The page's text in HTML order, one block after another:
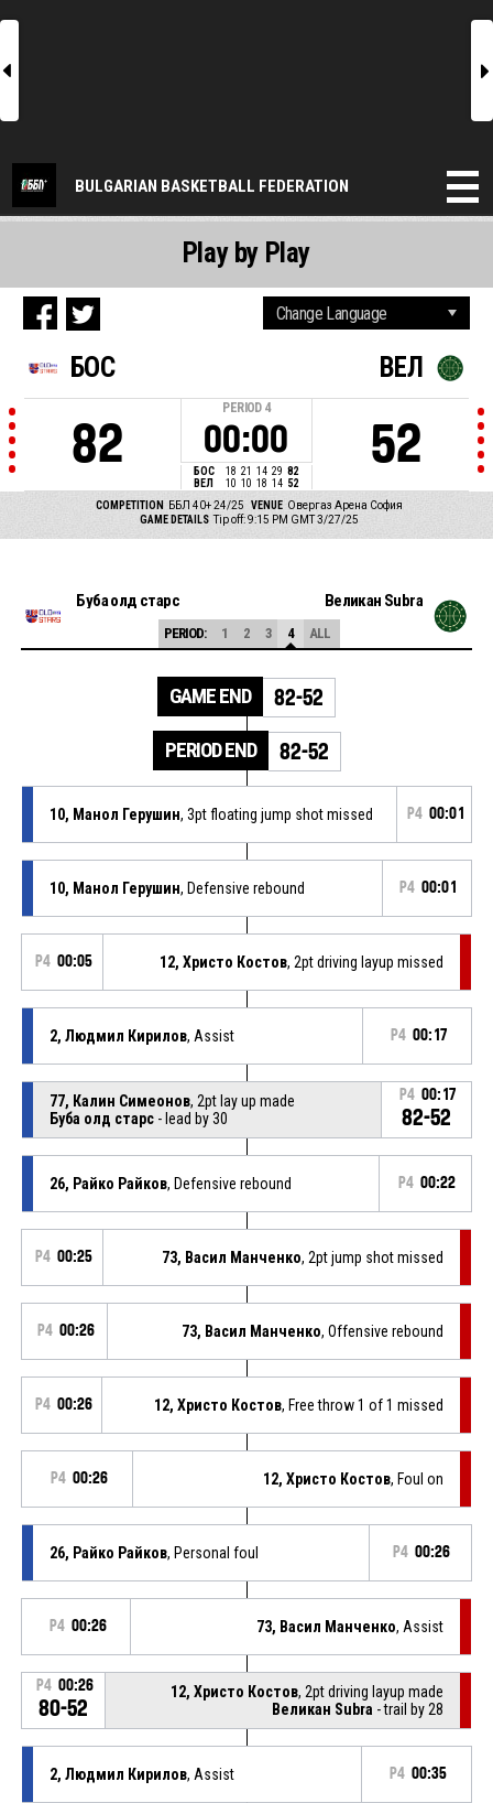
l r
BULGARIAN BASKETBALL FEDERATION
БОС
82
PERIOD 4
00:00
БОС 18 21 14 29 82
ВЕЛ
10 10 18 14 52
ВЕЛ
52
COMPETITION ББЛ 40+ 24/25 VENUE Овергаз Арена София
GAME DETAILS Tip off: 9:15 PM GMT 3/27/25
Play by Play
Буба олд старс Великан Subra
PERIOD: 1 2 3 4 ALL
GAME END 82-52
PERIOD END 82-52
10, Манол Герушин, 3pt floating jump shot missed P4 00:01
10, Манол Герушин, Defensive rebound P4 00:01
P4 00:05 12, Христо Костов, 2pt driving layup missed
2, Людмил Кирилов, Assist P4 00:17
77, Калин Симеонов, 2pt lay up made
Буба олд старс- lead by 30
P4 00:17
82-52
26, Райко Райков, Defensive rebound P4 00:22
P4 00:25 73, Васил Манченко, 2pt jump shot missed
P4 00:26 73, Васил Манченко, Offensive rebound
P4 00:26 12, Христо Костов, Free throw 1 of 1 missed
P4 00:26 12, Христо Костов, Foul on
26, Райко Райков, Personal foul P4 00:26
P4 00:26 73, Васил Манченко, Assist
P4 00:26
80-52
12, Христо Костов, 2pt driving layup made
Великан Subra - trail by 28
2, Людмил Кирилов, Assist P4 00:35